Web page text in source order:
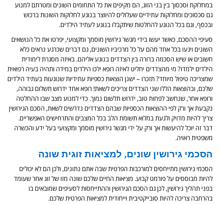
במחלוקת וסכסוך בין בני הזוג, הם מקיפים את כל התחומים השונים ומטרתם למנוע
גם סכסוכים ומחלוקות עתידיים שעלולים להיווצר בנוגע לחלוקות השונות ברכוש
ובכסף, וגם בכל הנוגע להחלטות שיתקבלו בנוגע לעתיד הילדים.
סעיפי ההסכם, כאשר יעשו בידי מגשר גירושין מוסמך ומקצועי, יפרטו את כל הנושאים
השונים ויגעו בכל אחד מהם על כל מרכיביו השונים, גם דברים שכרגע נראים כלא
חשובים או שיש הסכמה ברורה בין הצדדים בנוגע אליהם. באיזה מסגרת לימודית
הילדים ילמדו? מי מהצדדים יחליט לאיזה רופא ילכו הילדים במידה ותהיה בעיה רפואית
שמצריכה טיפול מיוחד? תזכרו – ישנן הוצאות כספיות עתידיות שנוגעות בעתיד הילדים
שלכם, ובהוצאות הללו שני הצדדים צריכים לשאת! רופא אחד ידרוש תשלום גבוהה,
ורופא אחר, שנחשב לפחות טוב, ידרוש תלשום נמוך. כדי למנוע מצב שבו ההחלטה
נקבעת אך ורק לפי ההוצאות הכספיות שבהם הצדדים נדרשים לשאת, הסכם הגירושין
צריך להיות מדויק ולגעת במלוא תשומת הלב בכל המצבים והתרחישים האפשריים.
דבר זה יוכל להיעשות אך ורק על ידי מגשר גירושין מוסמך ומקצועי בעל ידע והכשרה
משפטית ראויה.
הסכמי גירושין שונים, למציאות זוגית שונה
הסכמי גירושין מתייחסים למורכבות הפרטית שבה אתם נתונים, ולכן הם לא יכולים
להיות מבוססים על פורמט קבוע. מציאות החיים שלכם שונה מזו של זוג אחר שעומד
בפני תהליך גירושין, לכן גם הסכם הגירושין וההתייחסות לסעיפים שמובאים בו
בהרחבה צריכה להיות סובייקטיבית וייחודית למציאות הפרטית שלכם.